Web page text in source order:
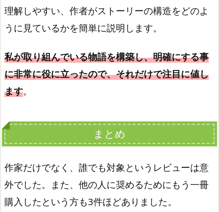
理解しやすい、作者がストーリーの構造をどのよ
うに見ているかを簡単に説明します。
私が取り組んでいる物語を構築し、明確にする事
に非常に役に立ったので、それだけで注目に値し
ます。
まとめ
作家だけでなく、誰でも対象というレビューは意
外でした。また、他の人に奨めるためにもう一冊
購入したという方も3件ほどありました。